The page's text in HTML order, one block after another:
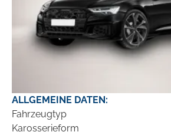
ALLGEMEINE DATEN:
Fahrzeugtyp
Karosserieform